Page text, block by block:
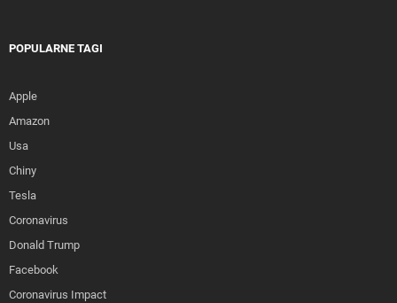
POPULARNE TAGI
Apple
Amazon
Usa
Chiny
Tesla
Coronavirus
Donald Trump
Facebook
Coronavirus Impact